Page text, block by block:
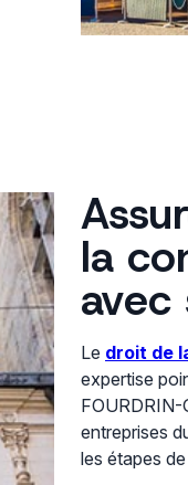
la
avec
Le droit de
expertise
FOURDRIN-
entreprises
les étapes